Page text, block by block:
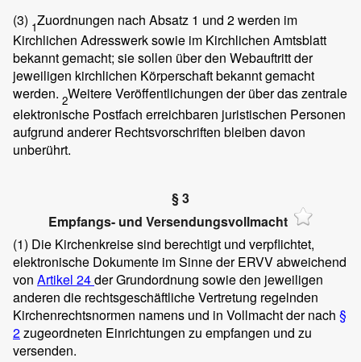
(3) 1Zuordnungen nach Absatz 1 und 2 werden im
Kirchlichen Adresswerk sowie im Kirchlichen Amtsblatt
bekannt gemacht; sie sollen über den Webauftritt der
jeweiligen kirchlichen Körperschaft bekannt gemacht
werden. 2Weitere Veröffentlichungen der über das zentrale
elektronische Postfach erreichbaren juristischen Personen
aufgrund anderer Rechtsvorschriften bleiben davon
unberührt.
§ 3
Empfangs- und Versendungsvollmacht
(1) Die Kirchenkreise sind berechtigt und verpflichtet,
elektronische Dokumente im Sinne der ERVV abweichend
von Artikel 24der Grundordnung sowie den jeweiligen
anderen die rechtsgeschäftliche Vertretung regelnden
Kirchenrechtsnormen namens und in Vollmacht der nach §
2zugeordneten Einrichtungen zu empfangen und zu
versenden.